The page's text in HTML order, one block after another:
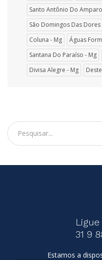
Santo Antônio Do
São Domingos Das Dores
Coluna - Mg
Águas
Santana Do Paraíso - Mg
Divisa Alegre - Mg
31 9
Estamos a